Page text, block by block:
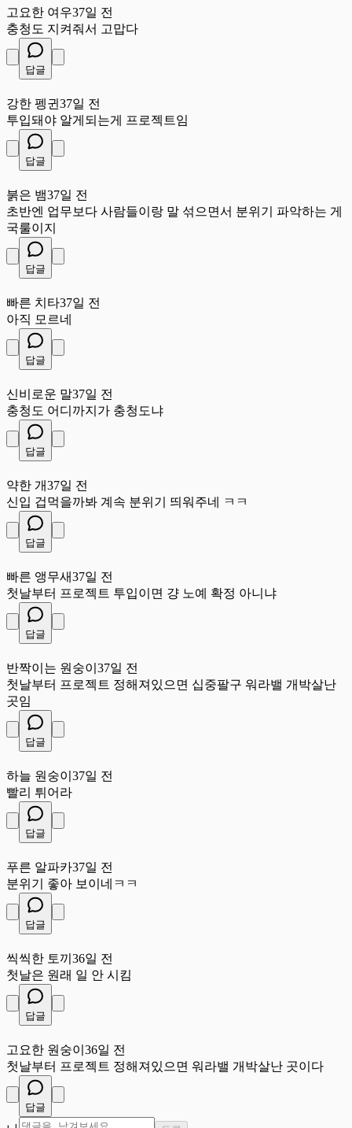
고요한 여우37일 전
충청도 지켜줘서 고맙다
답글
강한 펭귄 37일 전
투입돼야 알게되는게 프로젝트임
답글
붉은 뱀37일 전
초반엔 업무보다 사람들이랑 말 섞으면서 분위기 파악하는 게
국룰이지
답글
빠른 치타37일 전
아직 모르네
답글
신비로운 말37일 전
충청도 어디까지가 충청도냐
답글
약한 개37일 전
신입 겁먹을까봐 계속 분위기 띄워주네 ㅋㅋ
답글
빠른 앵무새37일 전
첫날부터 프로젝트 투입이면 걍 노예 확정 아니냐
답글
반짝이는 원숭이 37일 전
첫날부터 프로젝트 정해져있으면 십중팔구 워라밸 개박살난
곳임
답글
하늘 원숭이 37일 전
빨리 튀어라
답글
푸른 알파카37일 전
분위기 좋아 보이네ㅋㅋ
답글
씩씩한 토끼 36일 전
첫날은 원래 일 안 시킴
답글
고요한 원숭이 36일 전
첫날부터 프로젝트 정해져있으면 워라밸 개박살난 곳이다
답글